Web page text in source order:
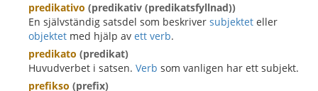
predikativo (predikativ (predikatsfyllnad))
En självständig satsdel som beskriver subjektet eller
objektet med hjälp av ett verb.
predikato (predikat)
Huvudverbet i satsen. Verb som vanligen har ett subjekt.
prefikso (prefix)